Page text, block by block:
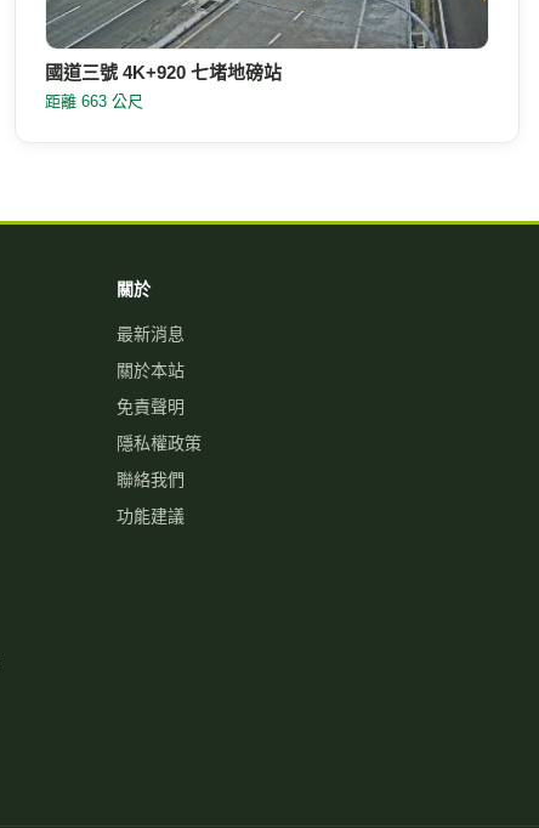
國道三號 4K+920 七堵地磅站
距離 663 公尺
關於
最新消息
關於本站
免責聲明
隱私權政策
聯絡我們
功能建議